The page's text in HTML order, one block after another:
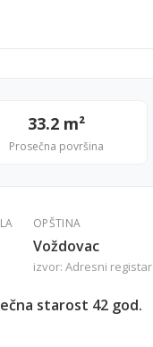
33.2 m²
Prosečna površina
OPŠTINA
Voždovac
izvor: Adresni registar
starost 42 god.